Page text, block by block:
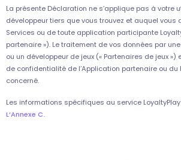
La présente Déclaration ne s’applique pas à votre
développeur tiers que vous trouvez et auquel
Services ou de toute application participante
partenaire »). Le traitement de vos données par
ou un développeur de jeux (« Partenaires de jeux
de confidentialité de l’Application partenaire ou du
concerné.
Les informations spécifiques au service
L’Annexe C.